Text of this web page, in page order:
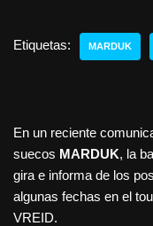
Etiquetas: MARDUK
En un reciente
suecos MARDUK, la
gira e informa de los
algunas fechas en el
VREID.